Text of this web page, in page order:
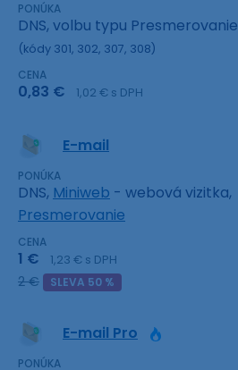
PONÚKA
DNS, volbu typu Presmerovanie
(kódy 301, 302, 307, 308)
CENA
0,83 € 1,02 € s DPH
E-mail
PONÚKA
DNS, Miniweb - webová vizitka,
Presmerovanie
CENA
1 € 1,23 € s DPH
2 € SLEVA 50 %
E-mail Pro
PONÚKA